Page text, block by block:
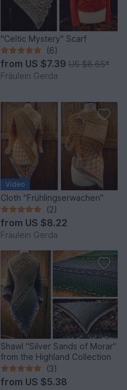
"Celtic Mystery" Scarf
(6)
from US $7.39 US $8.65*
Fräulein Gerda
Video
Cloth "Frühlingserwachen"
(2)
from US $8.22
Fräulein Gerda
Shawl "Silver Sands of Morar"
from the Highland Collection
(3)
from US $5.38